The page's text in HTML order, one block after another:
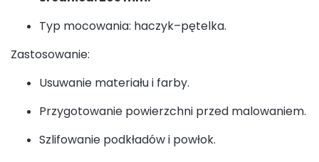
Typ mocowania: haczyk–pętelka.
Zastosowanie:
Usuwanie materiału i farby.
Przygotowanie powierzchni przed malowaniem.
Szlifowanie podkładów i powłok.